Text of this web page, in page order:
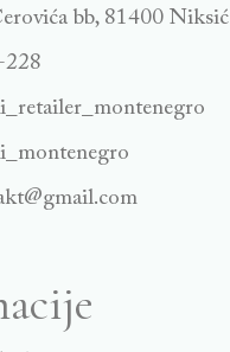
bb, 81400 Niksić